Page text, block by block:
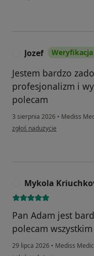
Jozef
Jestem bardzo
profesjonalizm i
polecam
3 sierpnia 2026 • Mediss
w opinii użytkownika Jozef
zgłoś nadużycie
Mykola
Pan Adam jest
polecam wszystkim
29 lipca 2026 • Mediss